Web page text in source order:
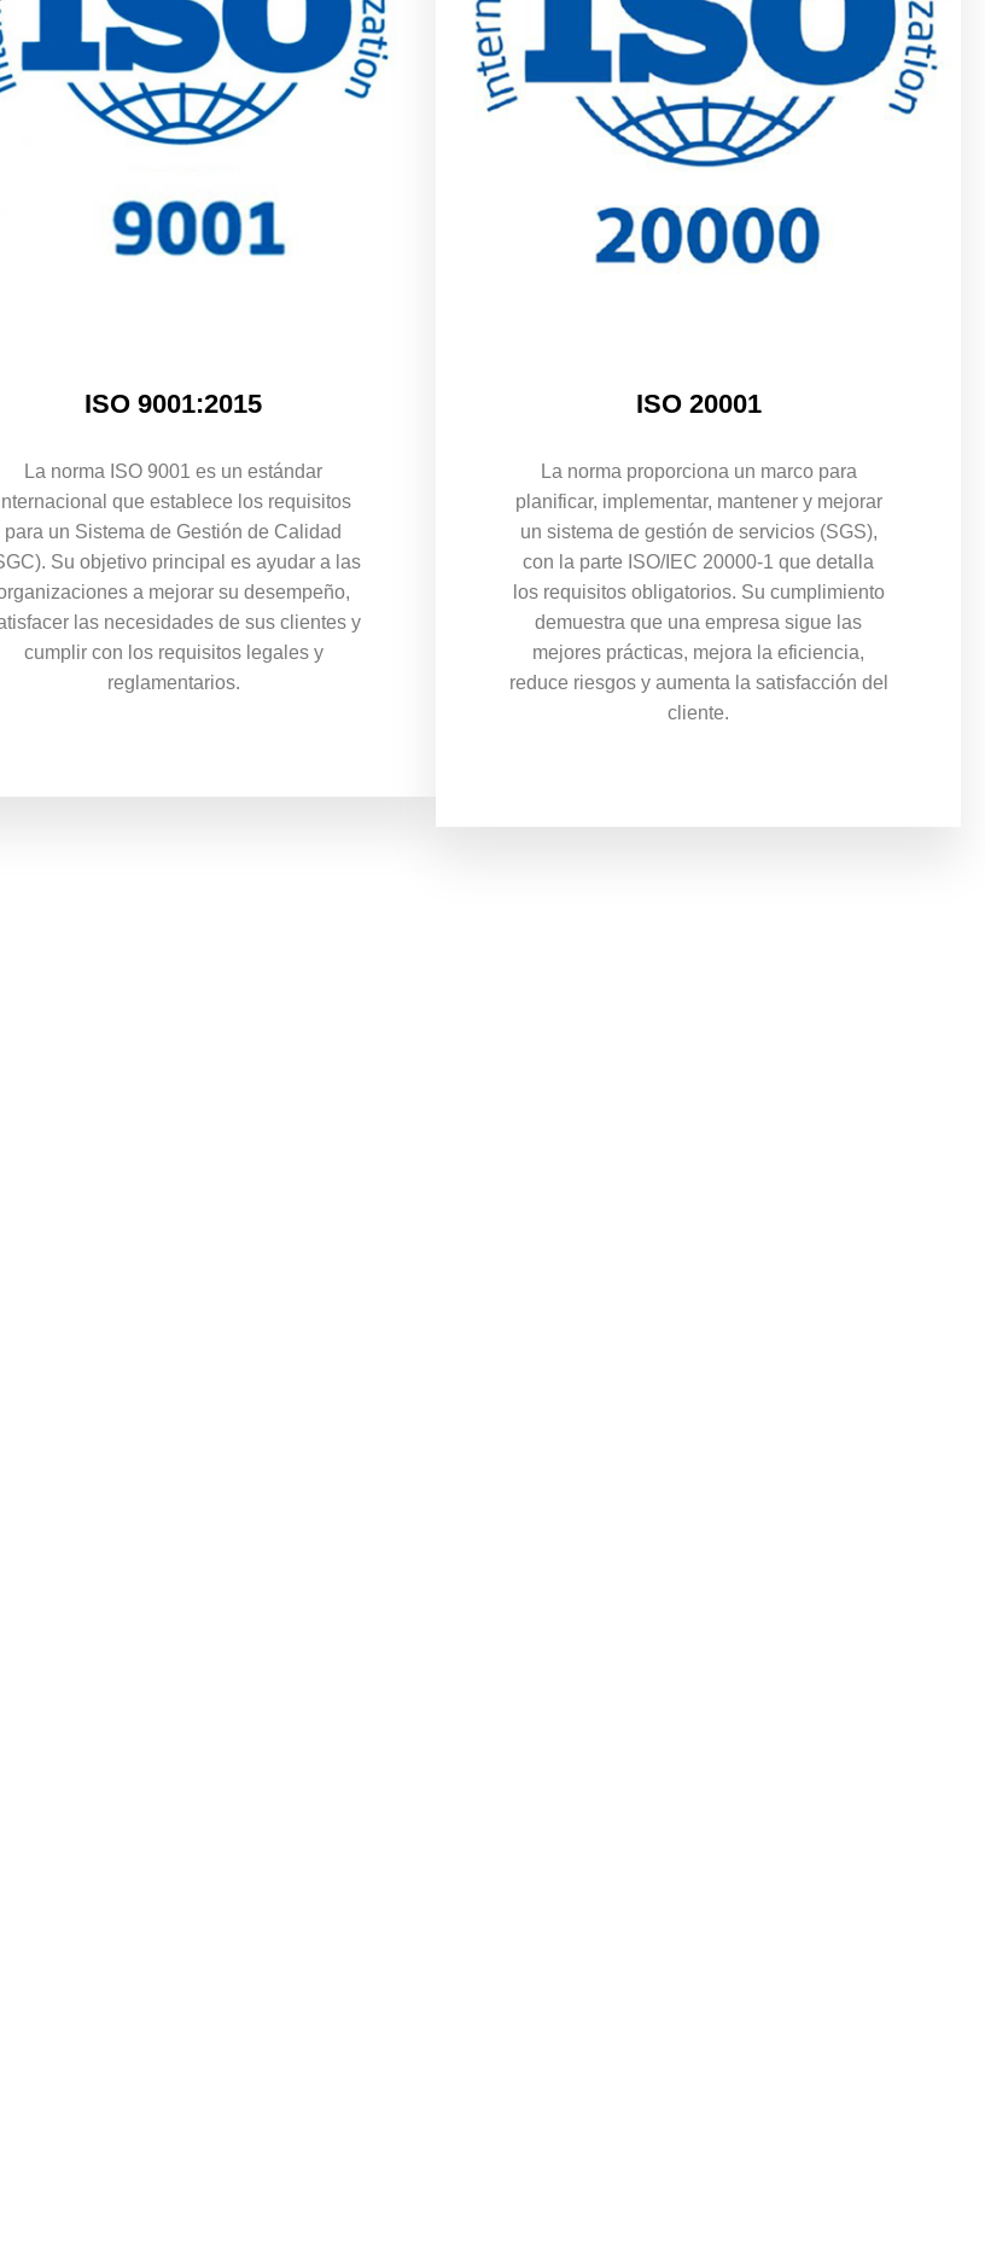
ISO 9001:2015
La norma ISO 9001 es un estándar
que establece los requisitos
para un Sistema de Gestión de Calidad
Su objetivo principal es ayudar a las
a mejorar su desempeño,
las necesidades de sus clientes y
cumplir con los requisitos legales y
reglamentarios.
ISO 20001
La norma proporciona un marco para
planificar, implementar, mantener y mejorar
un sistema de gestión de servicios (SGS),
con la parte ISO/IEC 20000-1 que detalla
los requisitos obligatorios. Su cumplimiento
demuestra que una empresa sigue las
mejores prácticas, mejora la eficiencia,
reduce riesgos y aumenta la satisfacción del
cliente.